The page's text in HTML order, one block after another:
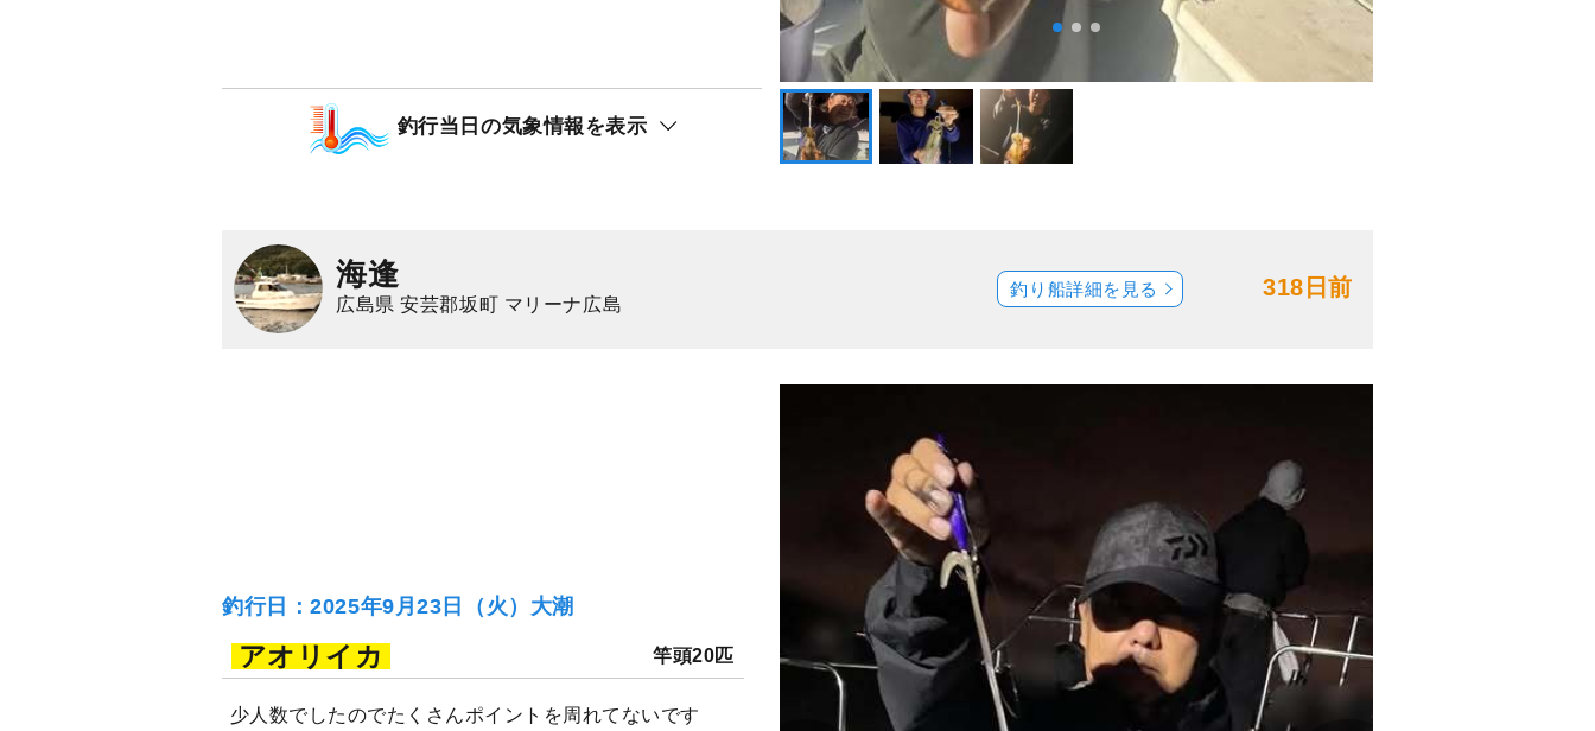
釣行当日の気象情報を表示
海逢
広島県 安芸郡坂町 マリーナ広島
318日前
釣り船詳細を見る
釣行日：2025年9月23日（火）大潮
アオリイカ 竿頭20匹
少人数でしたのでたくさんポイントを周れてないです